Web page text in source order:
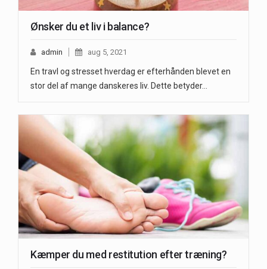
Ønsker du et liv i balance?
admin aug 5, 2021
En travl og stresset hverdag er efterhånden blevet en
stor del af mange danskeres liv. Dette betyder…
Kæmper du med restitution efter træning?